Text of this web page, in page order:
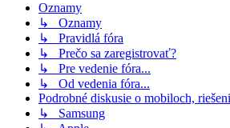
Oznamy
↳ Oznamy
↳ Pravidlá fóra
↳ Prečo sa zaregistrovať?
↳ Pre vedenie fóra...
↳ Od vedenia fóra...
Podrobné diskusie o mobiloch,
↳ Samsung